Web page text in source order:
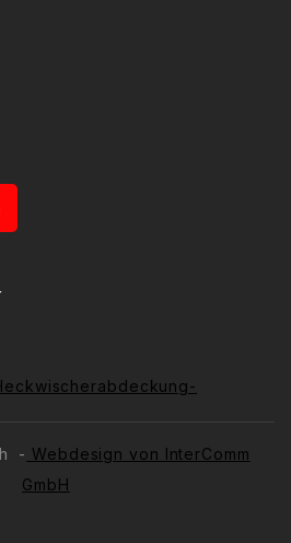
- Webdesign von InterComm
GmbH